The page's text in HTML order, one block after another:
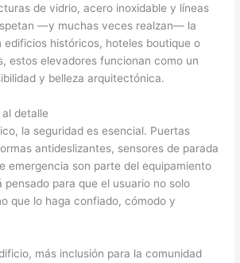
de vidrio, acero inoxidable y líneas
—y muchas veces realzan— la
edificios históricos, hoteles boutique o
estos elevadores funcionan como un
y belleza arquitectónica.
detalle
la seguridad es esencial. Puertas
antideslizantes, sensores de parada
emergencia son parte del equipamiento
pensado para que el usuario no solo
que lo haga confiado, cómodo y
más inclusión para la comunidad